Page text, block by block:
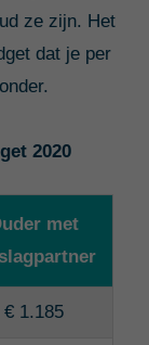
ze zijn. Het
dat je per
2020
met
€ 1.185